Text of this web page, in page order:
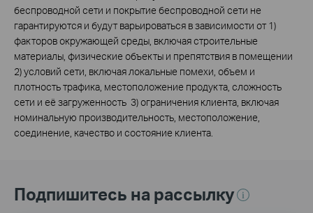
беспроводной сети и покрытие беспроводной сети не
гарантируются и будут варьироваться в зависимости от 1)
факторов окружающей среды, включая строительные
материалы, физические объекты и препятствия в помещении
2) условий сети, включая локальные помехи, объем и
плотность трафика, местоположение продукта, сложность
сети и её загруженность 3) ограничения клиента, включая
номинальную производительность, местоположение,
соединение, качество и состояние клиента.
Подпишитесь на рассылку